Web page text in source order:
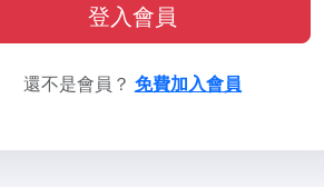
登入會員
還不是會員？ 免費加入會員